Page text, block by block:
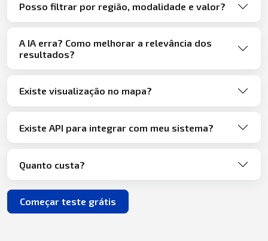
Posso filtrar por região, modalidade e valor?
A IA erra? Como melhorar a relevância dos
resultados?
Existe visualização no mapa?
Existe API para integrar com meu sistema?
Quanto custa?
Começar teste grátis